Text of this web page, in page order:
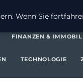
FINANZEN &
TECHNOLOGIE
Wenn Sie